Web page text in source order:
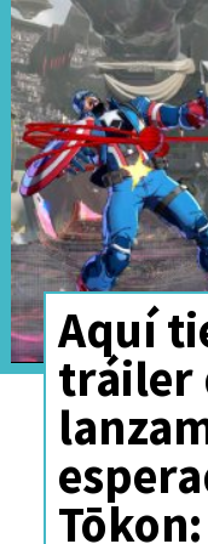
mejor
héroes, la
Familia de
Ver esta publicación
Aquí
tráiler